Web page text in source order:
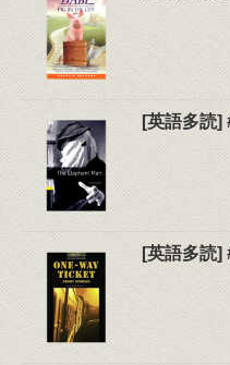
[英語多読]
[英語多読]